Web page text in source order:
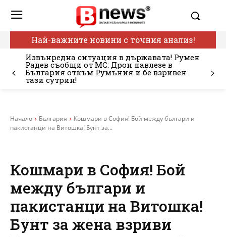
Най-важните новини с точния анализ!
Извънредна ситуация в държавата! Румен
Радев съобщи от МС: Дрон навлезе в
България откъм Румъния и бе взривен
тази сутрин!
Начало България
Кошмари в София! Бой между българи и
пакистанци на Витошка! Бунт за...
Кошмари в София! Бой
между българи и
пакистанци на Витошка!
Бунт за жена взриви